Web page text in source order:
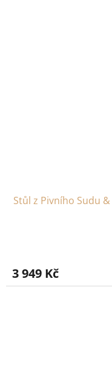
Stůl z Pivního Sudu
3 949 Kč